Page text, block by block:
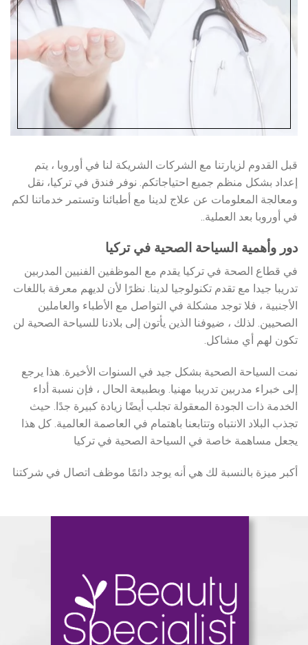
قبل القدوم لزيارتنا مع الشركات الشريكة لنا في أوروبا ، يتم
إعداد بشكل منظم جميع احتياجاتكم. نوفر فندق في تركيا، نقل
ومعالجة المعلومات عن علاج لدينا مع أطبائنا وتستمر خدماتنا لكم
في أوروبا بعد العملية..
دور وأهمية السياحة الصحية في تركيا
في قطاع الصحة في تركيا يقدم مع الموظفين الفنيين المدربين
تدريبا جيدا مع تقدم تكنولوجيا لدينا. نظرًا لأن لديهم معرفة باللغات
الأجنبية ، فلا توجد مشكلة في التواصل مع الأطباء والعاملين
الصحيين. لذلك ، ضيوفنا الذين يأتون إلى بلادنا للسياحة الصحية لن
تكون لهم أي مشاكل.
نمت السياحة الصحية بشكل جيد في السنوات الأخيرة. هذا يرجع
إلى خبراء مدربين تدريبا مهنيا. وبطبيعة الحال ، فإن نسبة أداء
الخدمة ذات الجودة المعقولة تجلب أيضًا زيادة كبيرة جدًا. حيث
تجذب البلاد الانتباه وتتابعنا باهتمام في العاصمة العالمية. كل هذا
يجعل مساهمة خاصة في السياحة الصحية في تركيا
أكبر ميزة بالنسبة لك هي أنه يوجد دائمًا موظف اتصال في شركتنا